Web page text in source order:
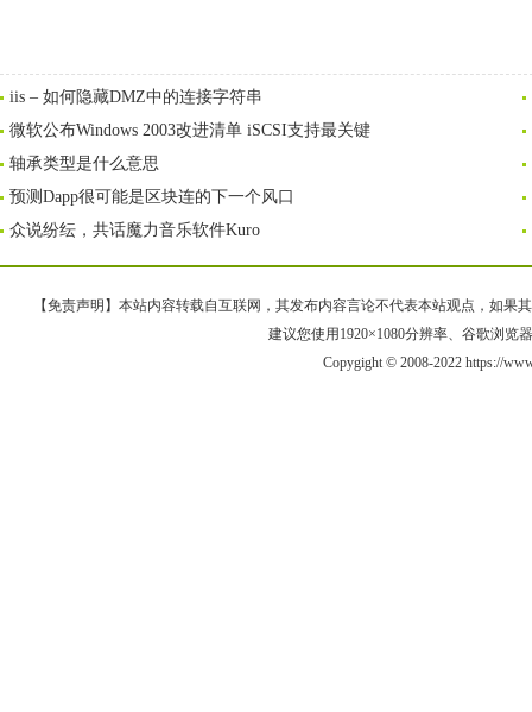
iis – 如何隐藏DMZ中的连接字符串
微软公布Windows 2003改进清单 iSCSI支持最关键
轴承类型是什么意思
预测Dapp很可能是区块连的下一个风口
众说纷纭，共话魔力音乐软件Kuro
【免责声明】本站内容转载自互联网，其发布内容言论不代表本站观点，如果
建议您使用1920×1080分辨率、谷歌浏览
Copygight © 2008-2022 https://